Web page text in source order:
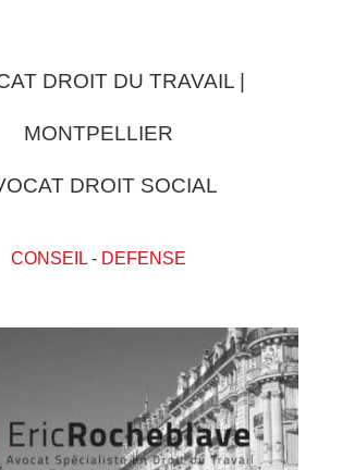
DROIT DU TRAVAIL |
MONTPELLIER
DROIT SOCIAL
CONSEIL- DEFENSE